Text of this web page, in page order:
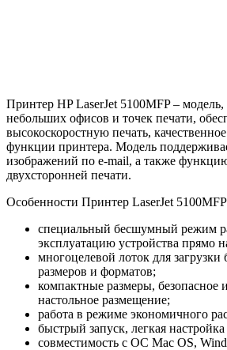
Принтер HP LaserJet 5100MFP – модель,
небольших офисов и точек печати,
высокоскоростную печать,
функции принтера. Модель
изображений по e-mail, а также
двухсторонней печати.
Особенности Принтер LaserJet
специальный бесшумный режим
эксплуатацию устройства прямо
многоцелевой лоток для загрузки
размеров и форматов;
компактные размеры, безопасное
настольное размещение;
работа в режиме экономичного
быстрый запуск, легкая
совместимость с ОС Mac OS,